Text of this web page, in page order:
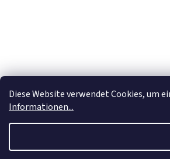
Diese Website verwendet Cookies, um
Informationen...